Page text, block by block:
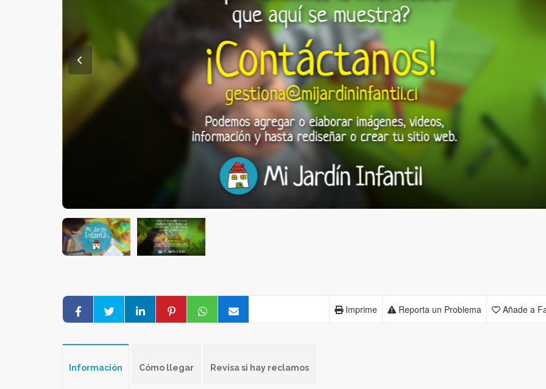
Añade a
Reporta un Problema
Imprime
Información Cómo llegar Revisa si hay reclamos